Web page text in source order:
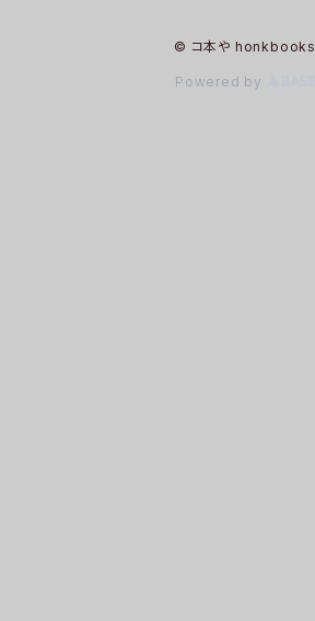
© コ本や honkbooks
Powered by